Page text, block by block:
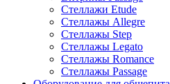
Стеллажи Etude
Стеллажы Allegre
Стеллажы Step
Стеллажы Legato
Стеллажы Romance
Стеллажы Passage